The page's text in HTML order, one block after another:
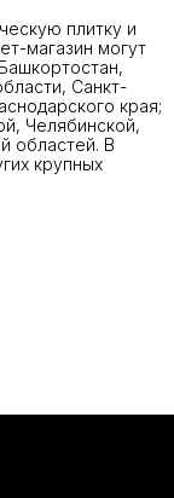
плитку и
магазин могут
Санкт-
края;
Челябинской,
областей. В
крупных